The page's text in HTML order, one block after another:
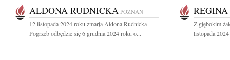
ALDONA RUDNICKA POZNAŃ
12 listopada 2024 roku zmarła Aldona Rudnicka
Pogrzeb odbędzie się 6 grudnia 2024 roku o...
Z głębokim
listopada